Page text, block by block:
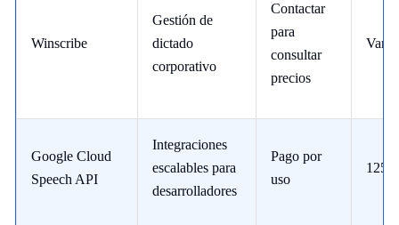
Winscribe
Gestión de
dictado
corporativo
Contactar
para
consultar
precios
Google Cloud
Speech API
Integraciones
escalables para
desarrolladores
Pago por
uso
125+